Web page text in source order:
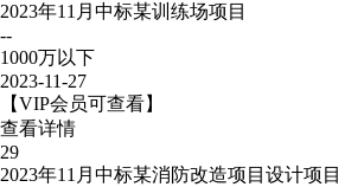
2023年11月中标某训练场项目
--
1000万以下
2023-11-27
【VIP会员可查看】
查看详情
29
2023年11月中标某消防改造项目设计项目